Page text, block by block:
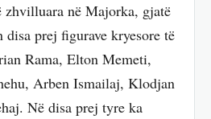
zhvilluara në Majorka, gjatë
prej figurave kryesore të
Rama, Elton Memeti,
Arben Ismailaj, Klodjan
Në disa prej tyre ka